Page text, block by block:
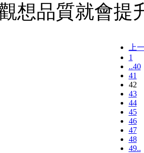
想品質就會提
上
1
..40
41
42
43
44
45
46
47
48
49..